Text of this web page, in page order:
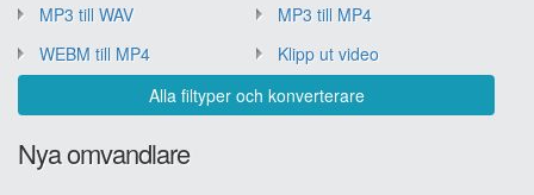
MP3 till WAV
MP3 till MP4
WEBM till MP4
Klipp ut video
Alla filtyper och konverterare
Nya omvandlare